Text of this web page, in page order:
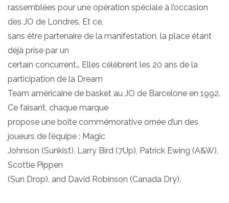
rassemblées pour une opération spéciale à l’occasion
des JO de Londres. Et ce,
sans être partenaire de la manifestation, la place étant
déjà prise par un
certain concurrent… Elles célèbrent les 20 ans de la
participation de la Dream
Team américaine de basket au JO de Barcelone en 1992.
Ce faisant, chaque marque
propose une boîte commémorative ornée d’un des
joueurs de l’équipe : Magic
Johnson (Sunkist), Larry Bird (7Up), Patrick Ewing (A&W),
Scottie Pippen
(Sun Drop), and David Robinson (Canada Dry).